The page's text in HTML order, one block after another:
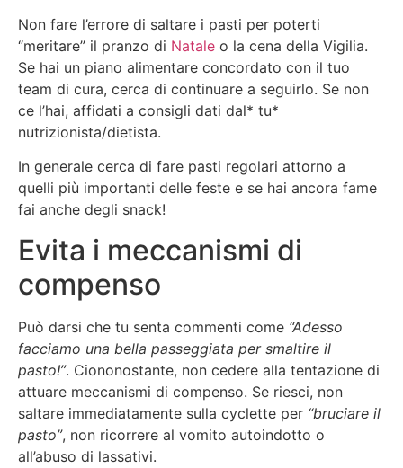
Non fare l’errore di saltare i pasti per poterti
“meritare” il pranzo di Natale o la cena della Vigilia.
Se hai un piano alimentare concordato con il tuo
team di cura, cerca di continuare a seguirlo. Se non
ce l’hai, affidati a consigli dati dal* tu*
nutrizionista/dietista.
In generale cerca di fare pasti regolari attorno a
quelli più importanti delle feste e se hai ancora fame
fai anche degli snack!
Evita i meccanismi di
compenso
Può darsi che tu senta commenti come “Adesso
facciamo una bella passeggiata per smaltire il
pasto!”. Ciononostante, non cedere alla tentazione di
attuare meccanismi di compenso. Se riesci, non
saltare immediatamente sulla cyclette per “bruciare il
pasto”, non ricorrere al vomito autoindotto o
all’abuso di lassativi.